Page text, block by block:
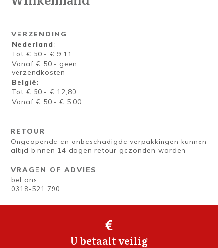
VERZENDING
Nederland:
Tot € 50,- € 9,11
Vanaf € 50,- geen
verzendkosten
België:
Tot € 50,- € 12,80
Vanaf € 50,- € 5,00
RETOUR
Ongeopende en onbeschadigde verpakkingen kunnen
altijd binnen 14 dagen retour gezonden worden
VRAGEN OF ADVIES
bel ons
0318-521 790
U betaalt veilig